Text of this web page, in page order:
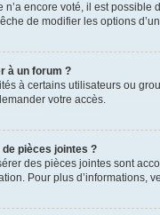
encore voté, il est
de modifier les options
à un forum ?
à certains utilisateurs ou
votre accès.
pièces jointes ?
des pièces jointes sont
Pour plus d’informations,